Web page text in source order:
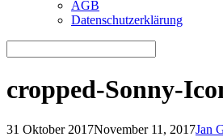
AGB
Datenschutzerklärung
cropped-Sonny-
31 Oktober 2017November 11, 2017Jan